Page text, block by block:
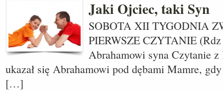
Jaki Ojciec, taki Syn
SOBOTA XII TYGODNIA
PIERWSZE CZYTANIE
Abrahamowi syna Czytanie
ukazał się Abrahamowi pod dębami Mamre,
[…]